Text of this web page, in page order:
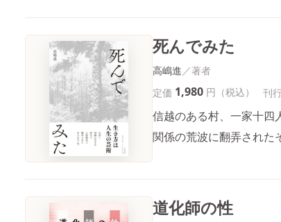
死んでみた
高嶋進
定価 1,980 円（税込） 刊
信越のある村、一家十四
関係の荒波に翻弄された
道化師の性